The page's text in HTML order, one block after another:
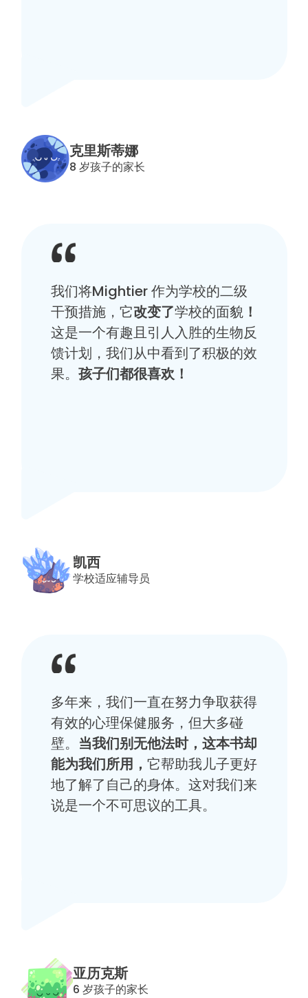
克里斯蒂娜
8 岁孩子的家长
我们将Mightier 作为学校的二级
干预措施，它改变了学校的面貌！
这是一个有趣且引人入胜的生物反
馈计划，我们从中看到了积极的效
果。 孩子们都很喜欢！
凯西
学校适应辅导员
多年来，我们一直在努力争取获得
有效的心理保健服务，但大多碰
壁。 当我们别无他法时，这本书却
能为我们所用， 它帮助我儿子更好
地了解了自己的身体。这对我们来
说是一个不可思议的工具。
亚历克斯
6 岁孩子的家长